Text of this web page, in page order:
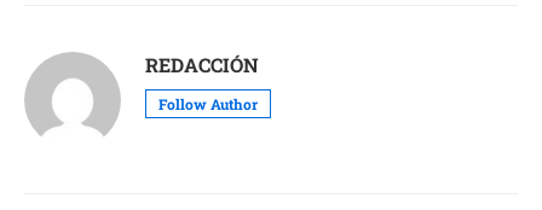
REDACCIÓN
Follow Author